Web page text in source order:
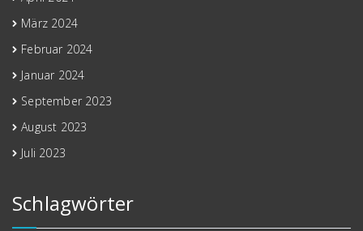
März 2024
Februar 2024
Januar 2024
September 2023
August 2023
Juli 2023
Schlagwörter